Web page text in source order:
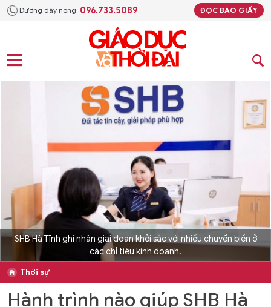
Đường dây nóng: 096.733.5089 ĐỌC BÁO GIẤY
SHB Hà Tĩnh ghi nhận giai đoạn khởi sắc với nhiều chuyển biến ở
các chỉ tiêu kinh doanh.
Thời sự
Hành trình nào giúp SHB Hà